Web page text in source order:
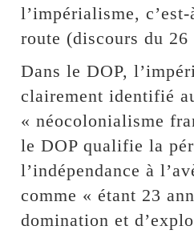
l’impérialisme,
route (discours du 26
Dans le DOP,
clairement identifié
« néocolonialisme
le DOP qualifie la
l’indépendance à
comme « étant 23
domination et